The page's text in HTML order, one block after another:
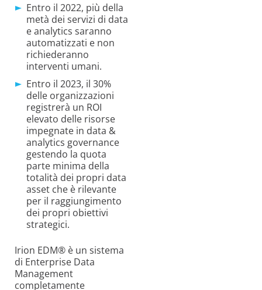
Entro il 2022, più della
metà dei servizi di data
e analytics saranno
automatizzati e non
richiederanno
interventi umani.
Entro il 2023, il 30%
delle organizzazioni
registrerà un ROI
elevato delle risorse
impegnate in data &
analytics governance
gestendo la quota
parte minima della
totalità dei propri data
asset che è rilevante
per il raggiungimento
dei propri obiettivi
strategici.
Irion EDM® è un sistema
di Enterprise Data
Management
completamente